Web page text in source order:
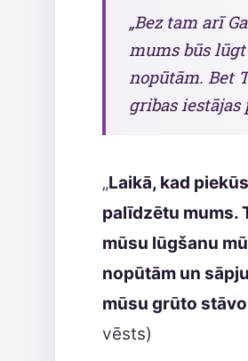
„Bez tam arī
mums būs
nopūtām. Bet
gribas iestājas
„Laikā, kad
palīdzētu mums.
mūsu lūgšanu
nopūtām un
mūsu grūto
vēsts)